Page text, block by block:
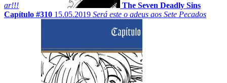
ar!!!
The Seven Deadly Sins
Capítulo #310 15.05.2019 Será este o adeus aos Sete Pecados